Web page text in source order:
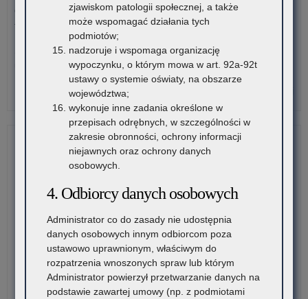
Ogólnopolski Konkurs Filmowy „Wieś mnie kręci, ja kręcę
wieś”
Stowarzyszenie „Kulturalne Ponidzie” w Chrobrzu zaprasza do
udziału w Ogólnopolskim…
zjawiskom patologii społecznej, a także
może wspomagać działania tych
podmiotów;
nadzoruje i wspomaga organizację
wypoczynku, o którym mowa w art. 92a-92t
ustawy o systemie oświaty, na obszarze
województwa;
wykonuje inne zadania określone w
przepisach odrębnych, w szczególności w
zakresie obronności, ochrony informacji
niejawnych oraz ochrony danych
osobowych.
4. Odbiorcy danych osobowych
Administrator co do zasady nie udostępnia
danych osobowych innym odbiorcom poza
ustawowo uprawnionym, właściwym do
rozpatrzenia wnoszonych spraw lub którym
Administrator powierzył przetwarzanie danych na
podstawie zawartej umowy (np. z podmiotami